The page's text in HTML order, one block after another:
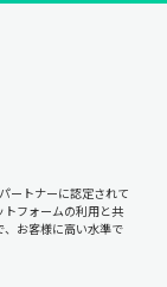
ートナーに認定されて
トフォームの利用と共
お客様に高い水準で